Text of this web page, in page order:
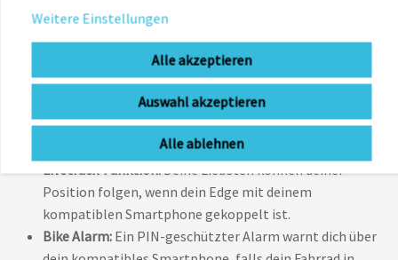
Varia™ Kompatibilität:
herannahende Fahrzeuge frühzeitig zu erkennen und
gesehen zu werden.
Unfallbenachrichtigung:Bei einer Unfallerkennung
wird eine Nachricht mit deiner aktuellen Position an
vorher definierte Notfallkontakte gesendet.
Livetrack-Funktion: Deine Liebsten können deiner
Position folgen, wenn dein Edge mit deinem
kompatiblen Smartphone gekoppelt ist.
Bike Alarm: Ein PIN-geschützter Alarm warnt dich über
Weitere Einstellungen
Alle akzeptieren
Auswahl akzeptieren
Alle ablehnen